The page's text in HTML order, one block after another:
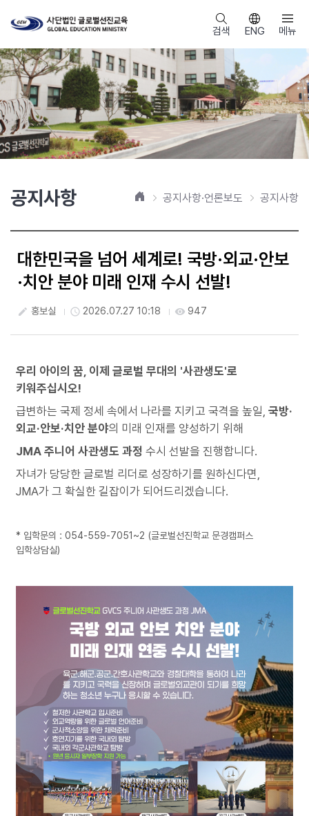
검색 ENG 메뉴
공지사항 홈 공지사항·언론보도 공지사항
대한민국을 넘어 세계로! 국방·외교·안보
·치안 분야 미래 인재 수시 선발!
create 홍보실 access_time 2026.07.27 10:18 visibility 947
우리 아이의 꿈, 이제 글로벌 무대의 '사관생도'로
키워주십시오!
급변하는 국제 정세 속에서 나라를 지키고 국격을 높일, 국방·
외교·안보·치안 분야의 미래 인재를 양성하기 위해
JMA 주니어 사관생도 과정 수시 선발을 진행합니다.
자녀가 당당한 글로벌 리더로 성장하기를 원하신다면,
JMA가 그 확실한 길잡이가 되어드리겠습니다.
* 입학문의 : 054-559-7051~2 (글로벌선진학교 문경캠퍼스
입학상담실)